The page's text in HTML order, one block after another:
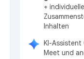
+
Inhalten
KI-Assistent
Meet und